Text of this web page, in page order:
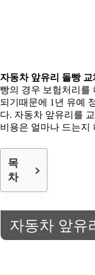
자동차 앞유리 돌빵 교
빵의 경우 보험처리를
되기때문에 1년 유예
다. 자동차 앞유리를
비용은 얼마나 드는지
목
차
자동차 앞유